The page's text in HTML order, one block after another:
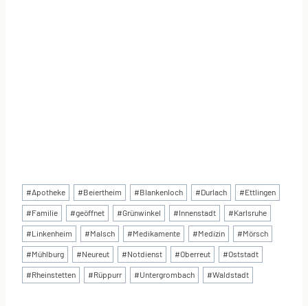
Schlagworte:
#Apotheke #Beiertheim #Blankenloch #Durlach #Ettlingen
#Familie #geöffnet #Grünwinkel #Innenstadt #Karlsruhe
#Linkenheim #Malsch #Medikamente #Medizin #Mörsch
#Mühlburg #Neureut #Notdienst #Oberreut #Oststadt
#Rheinstetten #Rüppurr #Untergrombach #Waldstadt